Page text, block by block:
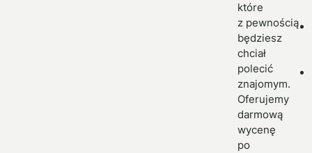
które
z pewnością
będziesz
chciał
polecić
znajomym.
Oferujemy
darmową
wycenę
po